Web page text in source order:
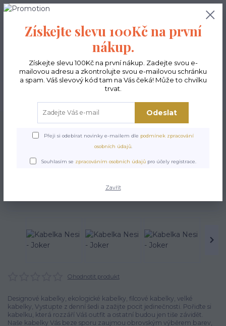
0,00 Kč
Kabelky ekologické Kabelky velké
Kabelka Nesi - Joker
Ohodnotit produkt
Designové kabelky, ekologické kabelky, filcové kabelky, velké
kabelky, Vystupte z denní šedi a zažijte pocit jedinečnosti. Pořiďte si
kabelku, která rozzáří Váš outfit a ostatní budou jen tiše závidět.
Naše kabelky Vás beze sporu zaujmou obrovským výběrem barev,
Získejte slevu 100Kč na první
nákup.
Získejte slevu 100Kč na první nákup. Zadejte svou e-
mailovou adresu a zkontrolujte svou e-mailovou schránku
a spam. Váš slevový kód tam na Vás čeká! Může to chvilku
trvat.
Odeslat
Přeji si odebírat novinky e-mailem dle podmínek zpracování
osobních údajů.
Souhlasím se zpracováním osobních údajů pro účely registrace.
Zavřít